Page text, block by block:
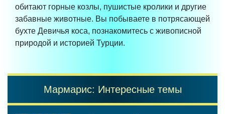
обитают горные козлы, пушистые кролики и другие
забавные животные. Вы побываете в потрясающей
бухте Девичья коса, познакомитесь с живописной
природой и историей Турции.
Мармарис: Интересные темы